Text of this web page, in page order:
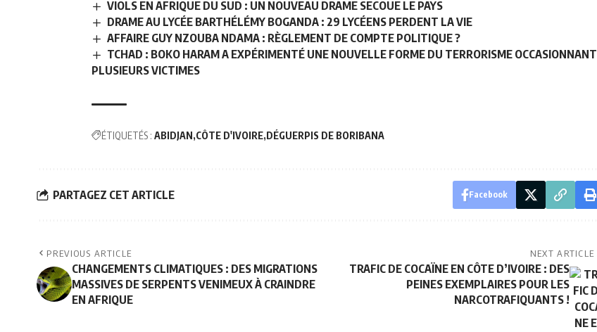
VIOLS EN AFRIQUE DU SUD : UN NOUVEAU DRAME SECOUE LE PAYS
DRAME AU LYCÉE BARTHÉLÉMY BOGANDA : 29 LYCÉENS PERDENT LA VIE
AFFAIRE GUY NZOUBA NDAMA : RÈGLEMENT DE COMPTE POLITIQUE ?
TCHAD : BOKO HARAM A EXPÉRIMENTÉ UNE NOUVELLE FORME DU TERRORISME OCCASIONNANT
PLUSIEURS VICTIMES
ÉTIQUETÉS : ABIDJAN CÔTE D'IVOIRE DÉGUERPIS DE BORIBANA
PARTAGEZ CET ARTICLE Facebook
PREVIOUS ARTICLE
CHANGEMENTS CLIMATIQUES : DES MIGRATIONS
MASSIVES DE SERPENTS VENIMEUX À CRAINDRE
EN AFRIQUE
NEXT ARTICLE
TRAFIC DE COCAÏNE EN CÔTE D’IVOIRE : DES
PEINES EXEMPLAIRES POUR LES
NARCOTRAFIQUANTS !